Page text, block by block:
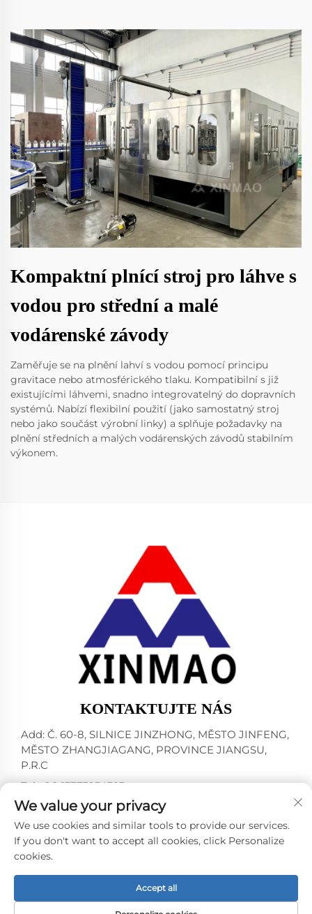
Kompaktní plnící stroj pro láhve s
vodou pro střední a malé
vodárenské závody
Zaměřuje se na plnění lahví s vodou pomocí principu
gravitace nebo atmosférického tlaku. Kompatibilní s již
existujícími láhvemi, snadno integrovatelný do dopravních
systémů. Nabízí flexibilní použití (jako samostatný stroj
nebo jako součást výrobní linky) a splňuje požadavky na
plnění středních a malých vodárenských závodů stabilním
výkonem.
KONTAKTUJTE NÁS
Add: Č. 60-8, SILNICE JINZHONG, MĚSTO JINFENG,
MĚSTO ZHANGJIAGANG, PROVINCE JIANGSU,
P.R.C
Tel:+86-13773234393
E-mail: [email protected]
Všechna práva vyhrazena © 2024 ZHANGJIAGANG CITY
XINMAO DRINK MACHINERY CO.,LTD. -Zásady
ochrany osobních údajů
We value your privacy
We use cookies and similar tools to provide our services.
If you don't want to accept all cookies, click Personalize
cookies.
Accept all